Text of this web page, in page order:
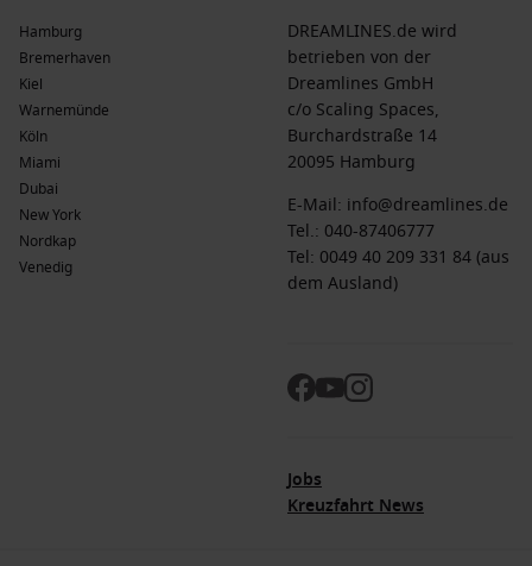
Hamburg
Bremerhaven
Kiel
Warnemünde
Köln
Miami
Dubai
New York
Nordkap
Venedig
DREAMLINES.de wird
betrieben von der
Dreamlines GmbH
c/o Scaling Spaces,
Burchardstraße 14
20095 Hamburg
E-Mail: info@dreamlines.de
Tel.: 040-87406777
Tel: 0049 40 209 331 84 (aus
dem Ausland)
Jobs
Kreuzfahrt News